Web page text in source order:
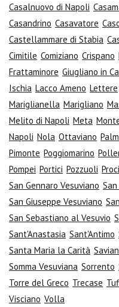
Casalnuovo di Napoli
Casandrino Casavatore
Castellammare di Stabia
Cimitile Comiziano Crispano
Frattaminore Giugliano in
Ischia Lacco Ameno Lettere
Mariglianella Marigliano
Melito di Napoli Meta
Napoli Nola Ottaviano
Pimonte Poggiomarino
Pompei Portici Pozzuoli
San Gennaro Vesuviano
San Giuseppe Vesuviano
San Sebastiano al Vesuvio
Sant'Anastasia Sant'Antimo
Santa Maria la Carità
Somma Vesuviana Sorrento
Torre del Greco Trecase
Visciano Volla